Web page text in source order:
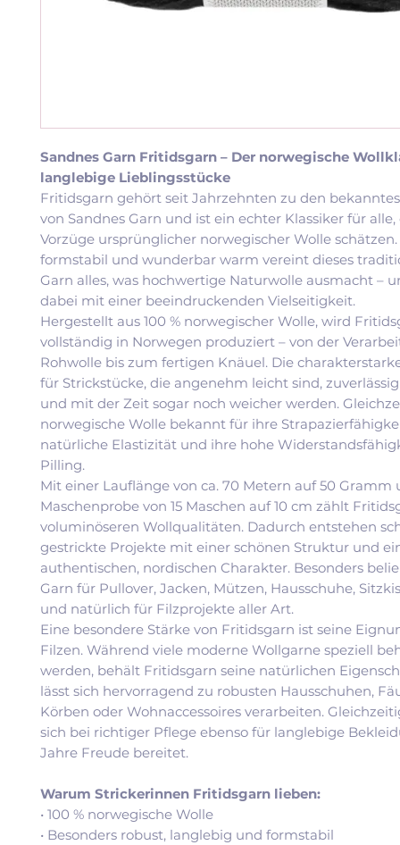
Sandnes Garn Fritidsgarn – Der norwegische
langlebige Lieblingsstücke
Fritidsgarn gehört seit Jahrzehnten zu den
von Sandnes Garn und ist ein echter Klassiker für alle,
Vorzüge ursprünglicher norwegischer Wolle schätzen.
formstabil und wunderbar warm vereint dieses
Garn alles, was hochwertige Naturwolle ausmacht –
dabei mit einer beeindruckenden Vielseitigkeit.
Hergestellt aus 100 % norwegischer Wolle, wird
vollständig in Norwegen produziert – von der
Rohwolle bis zum fertigen Knäuel. Die
für Strickstücke, die angenehm leicht sind,
und mit der Zeit sogar noch weicher werden.
norwegische Wolle bekannt für ihre
natürliche Elastizität und ihre hohe
Pilling.
Mit einer Lauflänge von ca. 70 Metern auf 50 Gramm
Maschenprobe von 15 Maschen auf 10 cm zählt
voluminöseren Wollqualitäten. Dadurch entstehen
gestrickte Projekte mit einer schönen Struktur und
authentischen, nordischen Charakter. Besonders
Garn für Pullover, Jacken, Mützen, Hausschuhe,
und natürlich für Filzprojekte aller Art.
Eine besondere Stärke von Fritidsgarn ist seine
Filzen. Während viele moderne Wollgarne speziell
werden, behält Fritidsgarn seine natürlichen
lässt sich hervorragend zu robusten Hausschuhen,
Körben oder Wohnaccessoires verarbeiten.
sich bei richtiger Pflege ebenso für langlebige
Jahre Freude bereitet.
Warum Strickerinnen Fritidsgarn lieben:
• 100 % norwegische Wolle
• Besonders robust, langlebig und formstabil